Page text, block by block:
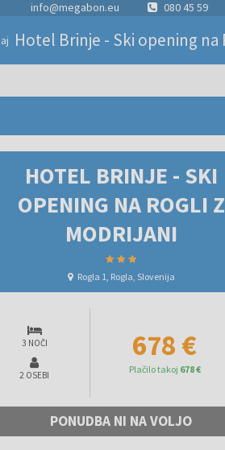
info@megabon.eu 080 45 59
HOTEL BRINJE - SKI
OPENING NA ROGLI Z
MODRIJANI
Rogla 1, Rogla, Slovenija
3 NOČI
2 OSEBI
678 €
Plačilo takoj 678 €
PONUDBA NI NA VOLJO